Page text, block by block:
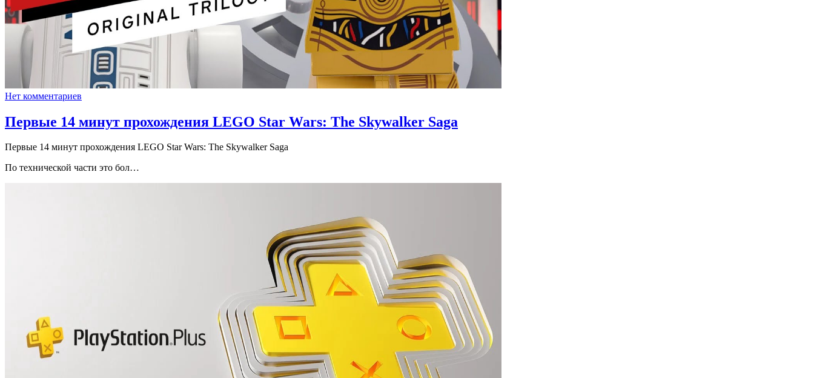
Нет комментариев
Первые 14 минут прохождения LEGO Star Wars: The Skywalker Saga
Первые 14 минут прохождения LEGO Star Wars: The Skywalker Saga
По технической части это бол…